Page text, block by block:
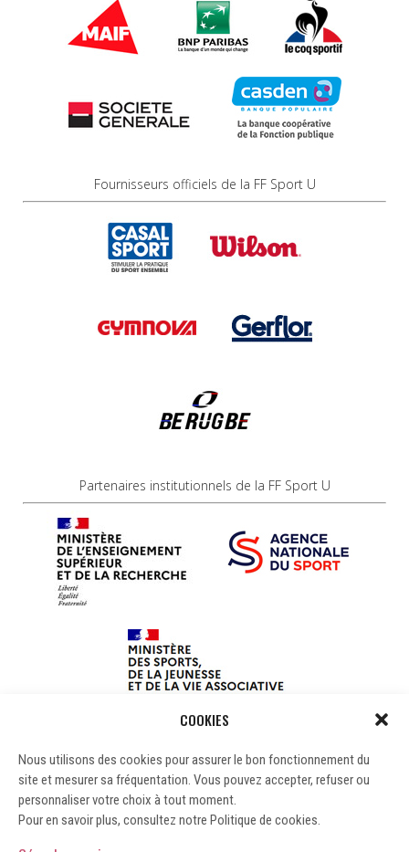
COOKIES
Nous utilisons des cookies pour assurer le bon fonctionnement du
site et mesurer sa fréquentation. Vous pouvez accepter, refuser ou
personnaliser votre choix à tout moment.
Pour en savoir plus, consultez notre Politique de cookies.
Fournisseurs officiels de la FF Sport U
Partenaires institutionnels de la FF Sport U